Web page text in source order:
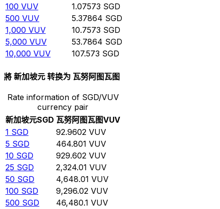
100 VUV 1.07573 SGD
500 VUV 5.37864 SGD
1,000 VUV 10.7573 SGD
5,000 VUV 53.7864 SGD
10,000 VUV 107.573 SGD
將 新加坡元 转换为 瓦努阿图瓦图
Rate information of SGD/VUV
currency pair
新加坡元SGD 瓦努阿图瓦图VUV
1 SGD 92.9602 VUV
5 SGD 464.801 VUV
10 SGD 929.602 VUV
25 SGD 2,324.01 VUV
50 SGD 4,648.01 VUV
100 SGD 9,296.02 VUV
500 SGD 46,480.1 VUV